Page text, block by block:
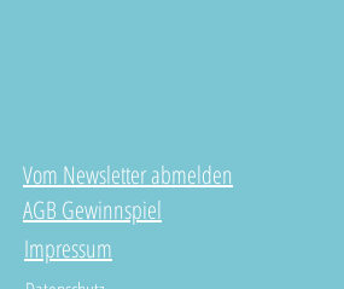
Vom Newsletter abmelden
AGB Gewinnspiel
Impressum